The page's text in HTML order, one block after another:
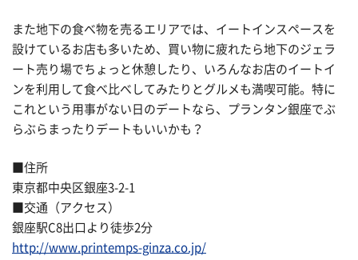
また地下の食べ物を売るエリアでは、イートインスペースを
設けているお店も多いため、買い物に疲れたら地下のジェラ
ート売り場でちょっと休憩したり、いろんなお店のイートイ
ンを利用して食べ比べしてみたりとグルメも満喫可能。特に
これという用事がない日のデートなら、プランタン銀座でぶ
らぶらまったりデートもいいかも？
■住所
東京都中央区銀座3-2-1
■交通（アクセス）
銀座駅C8出口より徒歩2分
http://www.printemps-ginza.co.jp/